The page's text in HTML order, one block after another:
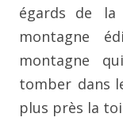
égards de la
montagne
montagne
tomber dans
plus près la